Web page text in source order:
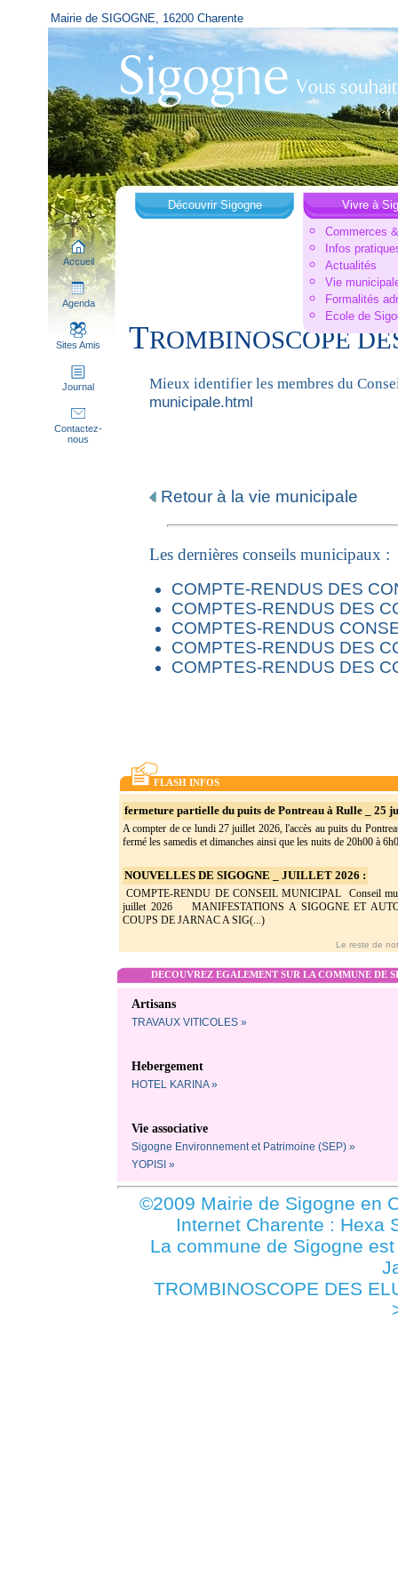
Mairie de SIGOGNE, 16200 Charente
Accueil
Agenda
Sites Amis
Journal
Contactez-
nous
Découvrir Sigogne
Vivre à
Commerces
Infos
Actualités
Vie
Formalités
Ecole de
TROMBINOSCOPE
Mieux identifier les membres du
municipale.html
Retour à la vie municipale
Les dernières conseils municipaux :
COMPTE-RENDUS DES
COMPTES-RENDUS DES
COMPTES-RENDUS
COMPTES-RENDUS DES
COMPTES-RENDUS DES
FLASH INFOS
fermeture partielle du puits de Pontreau à Rulle _ 25
A compter de ce lundi 27 juillet 2026, l'accès au puits du
fermé les samedis et dimanches ainsi que les nuits de 20h00 à
NOUVELLES DE SIGOGNE _ JUILLET 2026 :
COMPTE-RENDU DE CONSEIL MUNICIPAL Conseil
juillet 2026 MANIFESTATIONS A SIGOGNE ET
COUPS DE JARNAC A SIG(...)
Le reste de
DECOUVREZ EGALEMENT SUR LA COMMUNE DE
Artisans
TRAVAUX VITICOLES »
Hebergement
HOTEL KARINA »
Vie associative
Sigogne Environnement et Patrimoine (SEP) »
YOPISI »
©2009 Mairie de Sigogne en
Internet Charente : Hexa
La commune de Sigogne
TROMBINOSCOPE DES